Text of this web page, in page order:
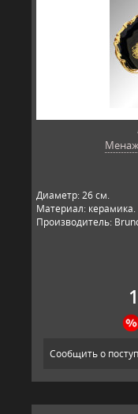
Диаметр: 26 см.
Материал: керамика.
Производитель:
Сообщить о